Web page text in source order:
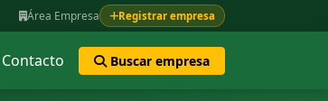
Área Empresa Registrar empresa
Contacto Buscar empresa